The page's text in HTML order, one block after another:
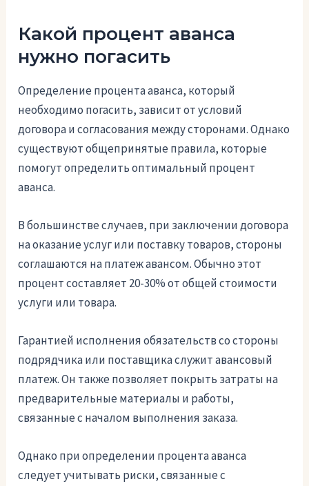
Какой процент аванса
нужно погасить
Определение процента аванса, который
необходимо погасить, зависит от условий
договора и согласования между сторонами. Однако
существуют общепринятые правила, которые
помогут определить оптимальный процент
аванса.
В большинстве случаев, при заключении договора
на оказание услуг или поставку товаров, стороны
соглашаются на платеж авансом. Обычно этот
процент составляет 20-30% от общей стоимости
услуги или товара.
Гарантией исполнения обязательств со стороны
подрядчика или поставщика служит авансовый
платеж. Он также позволяет покрыть затраты на
предварительные материалы и работы,
связанные с началом выполнения заказа.
Однако при определении процента аванса
следует учитывать риски, связанные с